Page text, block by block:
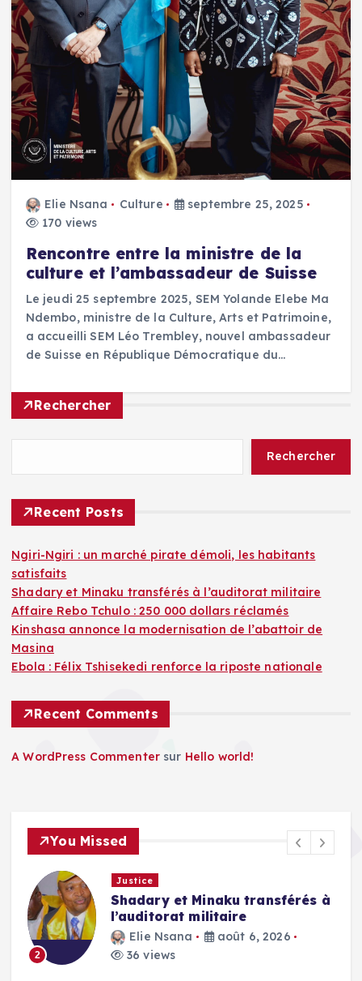
Elie Nsana Culture
septembre 25, 2025
170 views
Rencontre entre la ministre de la
culture et l’ambassadeur de Suisse
Le jeudi 25 septembre 2025, SEM Yolande Elebe Ma
Ndembo, ministre de la Culture, Arts et Patrimoine,
a accueilli SEM Léo Trembley, nouvel ambassadeur
de Suisse en République Démocratique du…
Rechercher
Rechercher
Recent Posts
Ngiri-Ngiri : un marché pirate démoli, les habitants
satisfaits
Shadary et Minaku transférés à l’auditorat militaire
Affaire Rebo Tchulo : 250 000 dollars réclamés
Kinshasa annonce la modernisation de l’abattoir de
Masina
Ebola : Félix Tshisekedi renforce la riposte nationale
Recent Comments
A WordPress Commenter sur Hello world!
You Missed
2
Justice
Shadary et Minaku transférés à
l’auditorat militaire
Elie Nsana
août 6, 2026
36 views